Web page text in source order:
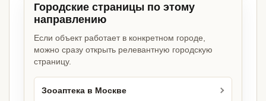
Городские страницы по этому
направлению
Если объект работает в конкретном городе,
можно сразу открыть релевантную городскую
страницу.
Зооаптека в Москве